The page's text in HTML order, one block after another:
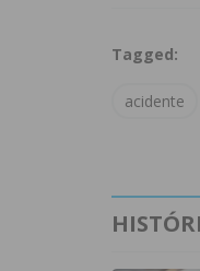
Tagged:
acidente